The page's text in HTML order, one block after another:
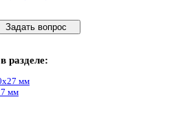
Задать вопрос
разделе:
мм